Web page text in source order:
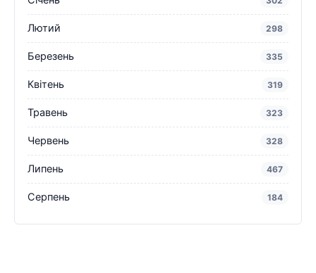
Лютий 298
Березень 335
Квітень 319
Травень 323
Червень 328
Липень 467
Серпень 184